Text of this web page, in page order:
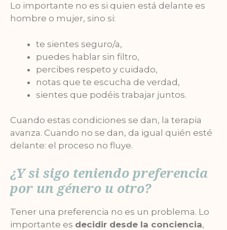
Lo importante no es si quien está delante es
hombre o mujer, sino si:
te sientes seguro/a,
puedes hablar sin filtro,
percibes respeto y cuidado,
notas que te escucha de verdad,
sientes que podéis trabajar juntos.
Cuando estas condiciones se dan, la terapia
avanza. Cuando no se dan, da igual quién esté
delante: el proceso no fluye.
¿Y si sigo teniendo preferencia
por un género u otro?
Tener una preferencia no es un problema. Lo
importante es decidir desde la conciencia,